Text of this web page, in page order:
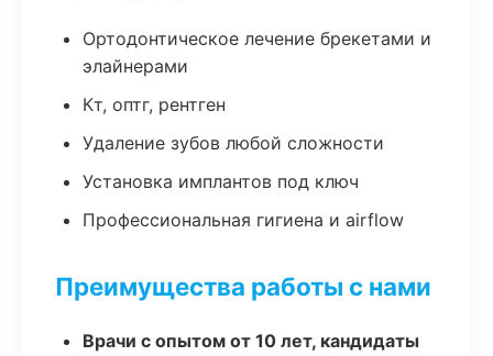
Ортодонтическое лечение брекетами и
элайнерами
Кт, оптг, рентген
Удаление зубов любой сложности
Установка имплантов под ключ
Профессиональная гигиена и airflow
Преимущества работы с нами
Врачи с опытом от 10 лет, кандидаты